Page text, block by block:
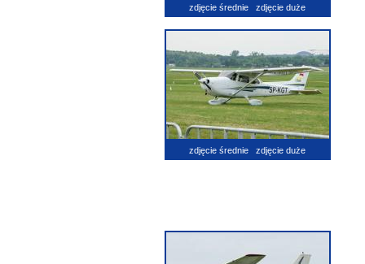
zdjęcie średnie zdjęcie duże
zdjęcie średnie zdjęcie duże